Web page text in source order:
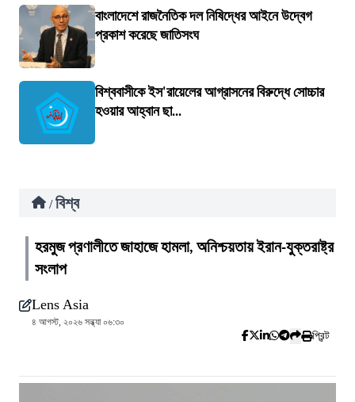
বাংলাদেশে রাজনৈতিক দল নিষিদ্ধের আইনে উদ্বেগ
প্রকাশ করেছে জাতিসংঘ
বিশ্ববাসীকে ইস'রায়েলের আগ্রাসনের বিরুদ্ধে সোচ্চার
হওয়ার আহ্বান ছা...
/ বিশ্ব
হরমুজ প্রণালীতে জাহাজে হামলা, অনিশ্চয়তায় ইরান-যুক্তরাষ্ট্র
সংলাপ
Lens Asia
৪ আগস্ট, ২০২৬ সন্ধ্যা ০৬:৩০
প্রিন্ট